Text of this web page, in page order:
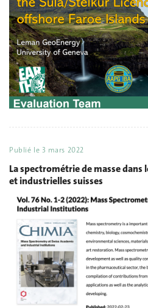
Publié le 3 mars 2022
La spectrométrie de masse
et industrielles suisses